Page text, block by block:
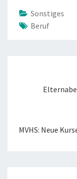
Sonstiges
Beruf
MVHS: Neue